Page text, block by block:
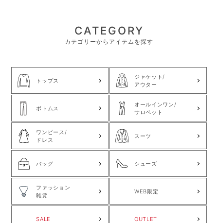
CATEGORY
カテゴリーからアイテムを探す
トップス
ジャケット/
アウター
ボトムス
オールインワン/
サロペット
ワンピース/
ドレス
スーツ
バッグ シューズ
ファッション
雑貨
WEB限定
SALE OUTLET